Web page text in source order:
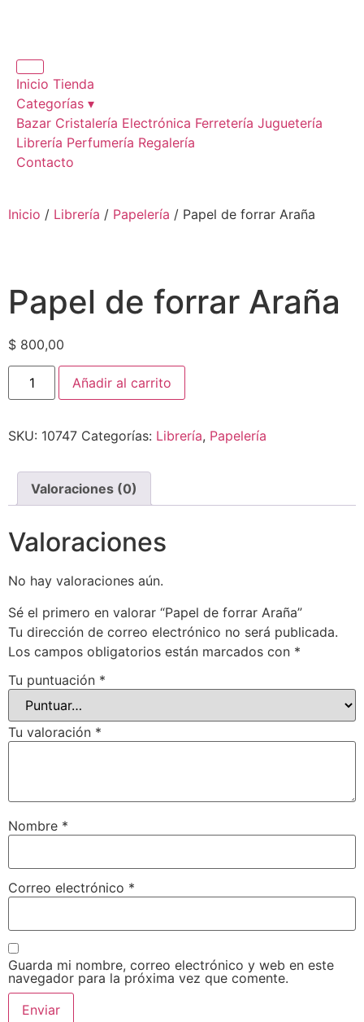
Inicio Tienda
Categorías ▾
Bazar Cristalería Electrónica Ferretería Juguetería
Librería Perfumería Regalería
Contacto
Inicio / Librería / Papelería / Papel de forrar Araña
Papel de forrar Araña
$ 800,00
Añadir al carrito
SKU: 10747 Categorías: Librería, Papelería
Valoraciones (0)
Valoraciones
No hay valoraciones aún.
Sé el primero en valorar “Papel de forrar Araña”
Tu dirección de correo electrónico no será publicada.
Los campos obligatorios están marcados con *
Tu puntuación *
Tu valoración *
Nombre *
Correo electrónico *
Guarda mi nombre, correo electrónico y web en este
navegador para la próxima vez que comente.